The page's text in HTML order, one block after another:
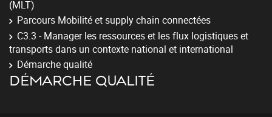
(MLT)
Parcours Mobilité et supply chain connectées
C3.3 - Manager les ressources et les flux logistiques et
transports dans un contexte national et international
Démarche qualité
DÉMARCHE QUALITÉ